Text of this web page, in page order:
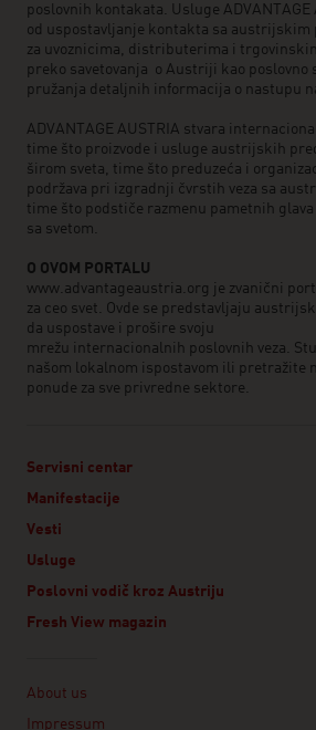
poslovnih kontakata. Usluge ADVANTAGE
od uspostavljanje kontakta sa austrijskim
za uvoznicima, distributerima i
preko savetovanja o Austriji kao poslovno
pružanja detaljnih informacija o nastupu
ADVANTAGE AUSTRIA stvara
time što proizvode i usluge austrijskih
širom sveta, time što preduzeća i
podržava pri izgradnji čvrstih veza sa
time što podstiče razmenu pametnih
sa svetom.
O OVOM PORTALU
www.advantageaustria.org je zvanični
za ceo svet. Ovde se predstavljaju
da uspostave i prošire svoju
mrežu internacionalnih poslovnih veza.
našom lokalnom ispostavom ili pretražite
ponude za sve privredne sektore.
Servisni centar
Manifestacije
Vesti
Usluge
Poslovni vodič kroz Austriju
Fresh View magazin
About us
Impressum